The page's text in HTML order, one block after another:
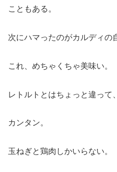
こともある。
次にハマったのがカルディの
これ、めちゃくちゃ美味い。
レトルトとはちょっと違って
カンタン。
玉ねぎと鶏肉しかいらない。